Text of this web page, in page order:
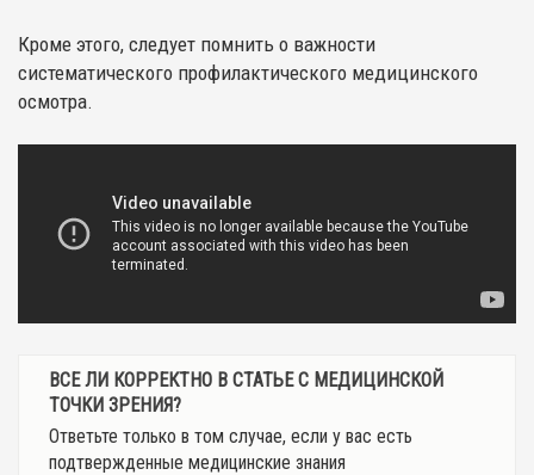
Кроме этого, следует помнить о важности
систематического профилактического медицинского
осмотра.
ВСЕ ЛИ КОРРЕКТНО В СТАТЬЕ С МЕДИЦИНСКОЙ
ТОЧКИ ЗРЕНИЯ?
Ответьте только в том случае, если у вас есть
подтвержденные медицинские знания